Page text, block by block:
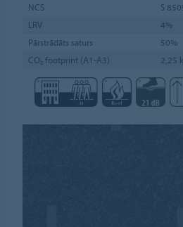
NCS
S
LRV
4%
Pārstrādāts saturs
50%
CO₂ footprint (A1-A3)
2,25